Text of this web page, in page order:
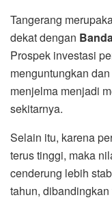
Tangerang
dekat dengan
Prospek investasi
menguntungkan
menjelma menjadi
sekitarnya.
Selain itu, karena
terus tinggi, maka
cenderung lebih
tahun,